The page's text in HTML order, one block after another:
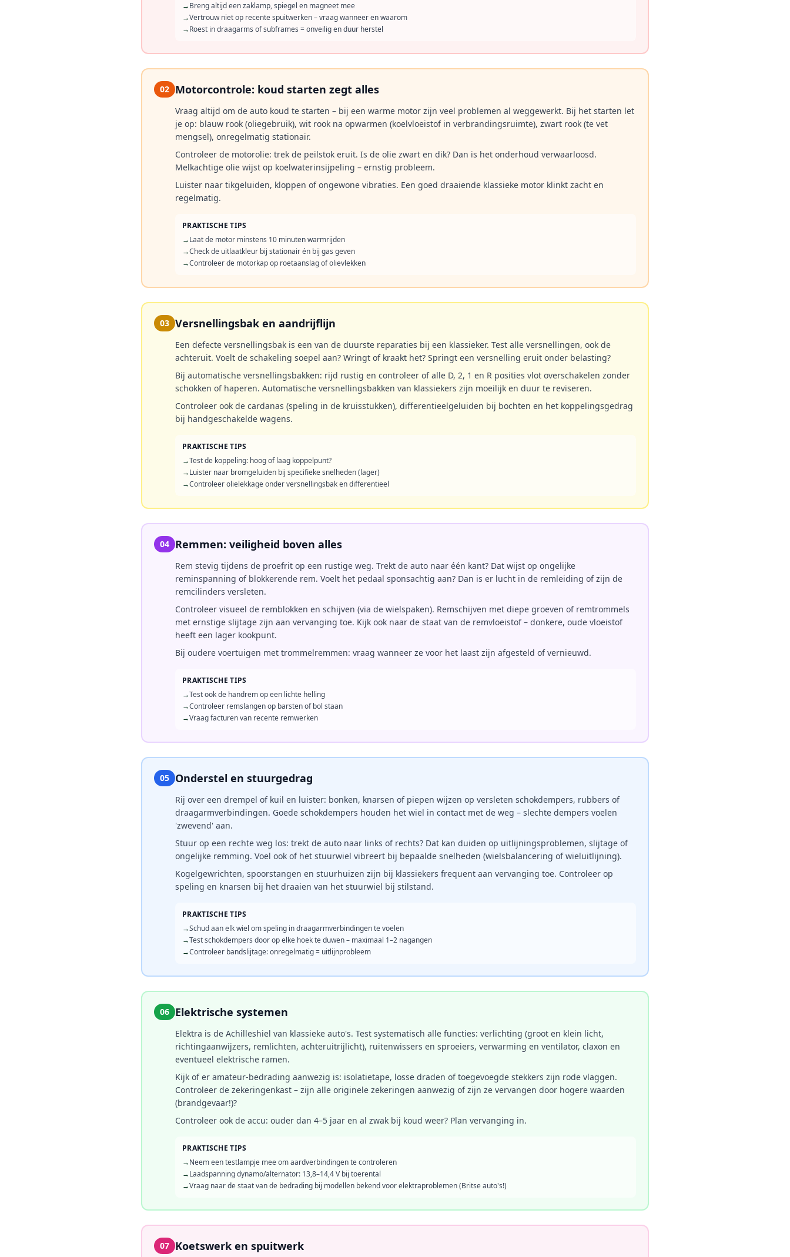
→Breng altijd een zaklamp, spiegel en magneet mee
→Vertrouw niet op recente spuitwerken – vraag wanneer en waarom
→Roest in draagarms of subframes = onveilig en duur herstel
02 Motorcontrole: koud starten zegt alles
Vraag altijd om de auto koud te starten – bij een warme motor zijn veel problemen al weggewerkt. Bij het starten let
je op: blauw rook (oliegebruik), wit rook na opwarmen (koelvloeistof in verbrandingsruimte), zwart rook (te vet
mengsel), onregelmatig stationair.
Controleer de motorolie: trek de peilstok eruit. Is de olie zwart en dik? Dan is het onderhoud verwaarloosd.
Melkachtige olie wijst op koelwaterinsijpeling – ernstig probleem.
Luister naar tikgeluiden, kloppen of ongewone vibraties. Een goed draaiende klassieke motor klinkt zacht en
regelmatig.
PRAKTISCHE TIPS
→Laat de motor minstens 10 minuten warmrijden
→Check de uitlaatkleur bij stationair én bij gas geven
→Controleer de motorkap op roetaanslag of olievlekken
03 Versnellingsbak en aandrijflijn
Een defecte versnellingsbak is een van de duurste reparaties bij een klassieker. Test alle versnellingen, ook de
achteruit. Voelt de schakeling soepel aan? Wringt of kraakt het? Springt een versnelling eruit onder belasting?
Bij automatische versnellingsbakken: rijd rustig en controleer of alle D, 2, 1 en R posities vlot overschakelen zonder
schokken of haperen. Automatische versnellingsbakken van klassiekers zijn moeilijk en duur te reviseren.
Controleer ook de cardanas (speling in de kruisstukken), differentieelgeluiden bij bochten en het koppelingsgedrag
bij handgeschakelde wagens.
PRAKTISCHE TIPS
→Test de koppeling: hoog of laag koppelpunt?
→Luister naar bromgeluiden bij specifieke snelheden (lager)
→Controleer olielekkage onder versnellingsbak en differentieel
04 Remmen: veiligheid boven alles
Rem stevig tijdens de proefrit op een rustige weg. Trekt de auto naar één kant? Dat wijst op ongelijke
reminspanning of blokkerende rem. Voelt het pedaal sponsachtig aan? Dan is er lucht in de remleiding of zijn de
remcilinders versleten.
Controleer visueel de remblokken en schijven (via de wielspaken). Remschijven met diepe groeven of remtrommels
met ernstige slijtage zijn aan vervanging toe. Kijk ook naar de staat van de remvloeistof – donkere, oude vloeistof
heeft een lager kookpunt.
Bij oudere voertuigen met trommelremmen: vraag wanneer ze voor het laast zijn afgesteld of vernieuwd.
PRAKTISCHE TIPS
→Test ook de handrem op een lichte helling
→Controleer remslangen op barsten of bol staan
→Vraag facturen van recente remwerken
05 Onderstel en stuurgedrag
Rij over een drempel of kuil en luister: bonken, knarsen of piepen wijzen op versleten schokdempers, rubbers of
draagarmverbindingen. Goede schokdempers houden het wiel in contact met de weg – slechte dempers voelen
'zwevend' aan.
Stuur op een rechte weg los: trekt de auto naar links of rechts? Dat kan duiden op uitlijningsproblemen, slijtage of
ongelijke remming. Voel ook of het stuurwiel vibreert bij bepaalde snelheden (wielsbalancering of wieluitlijning).
Kogelgewrichten, spoorstangen en stuurhuizen zijn bij klassiekers frequent aan vervanging toe. Controleer op
speling en knarsen bij het draaien van het stuurwiel bij stilstand.
PRAKTISCHE TIPS
→Schud aan elk wiel om speling in draagarmverbindingen te voelen
→Test schokdempers door op elke hoek te duwen – maximaal 1–2 nagangen
→Controleer bandslijtage: onregelmatig = uitlijnprobleem
06 Elektrische systemen
Elektra is de Achilleshiel van klassieke auto's. Test systematisch alle functies: verlichting (groot en klein licht,
richtingaanwijzers, remlichten, achteruitrijlicht), ruitenwissers en sproeiers, verwarming en ventilator, claxon en
eventueel elektrische ramen.
Kijk of er amateur-bedrading aanwezig is: isolatietape, losse draden of toegevoegde stekkers zijn rode vlaggen.
Controleer de zekeringenkast – zijn alle originele zekeringen aanwezig of zijn ze vervangen door hogere waarden
(brand­gevaar!)?
Controleer ook de accu: ouder dan 4–5 jaar en al zwak bij koud weer? Plan vervanging in.
PRAKTISCHE TIPS
→Neem een testlampje mee om aardverbindingen te controleren
→Laadspanning dynamo/alternator: 13,8–14,4 V bij toerental
→Vraag naar de staat van de bedrading bij modellen bekend voor elektraproblemen (Britse auto's!)
07 Koetswerk en spuitwerk